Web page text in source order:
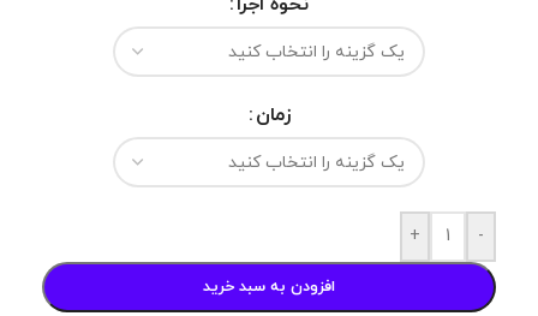
زمان
-
+
افزودن به سبد خرید